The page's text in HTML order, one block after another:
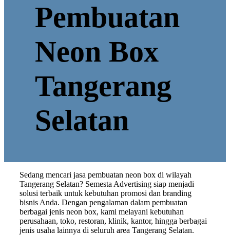
Pembuatan
Neon Box
Tangerang
Selatan
Sedang mencari jasa pembuatan neon box di wilayah
Tangerang Selatan? Semesta Advertising siap menjadi
solusi terbaik untuk kebutuhan promosi dan branding
bisnis Anda. Dengan pengalaman dalam pembuatan
berbagai jenis neon box, kami melayani kebutuhan
perusahaan, toko, restoran, klinik, kantor, hingga berbagai
jenis usaha lainnya di seluruh area Tangerang Selatan.